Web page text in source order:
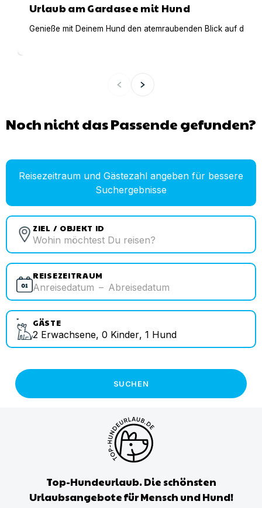
Urlaub am Gardasee mit Hund
Genieße mit Deinem Hund den atemraubenden Blick auf den
Noch nicht das Passende gefunden?
Reisezeitraum und Gästezahl angeben für bessere
Suchergebnisse
ZIEL / OBJEKT ID
REISEZEITRAUM
Anreisedatum – Abreisedatum
GÄSTE
2 Erwachsene, 0 Kinder, 1 Hund
SUCHEN
Top-Hundeurlaub. Die schönsten
Urlaubsangebote für Mensch und Hund!